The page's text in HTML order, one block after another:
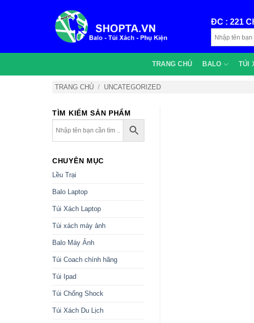
ĐC : 221
TRANG CHỦ BALO TÚI
TRANG CHỦ / UNCATEGORIZED
TÌM KIẾM SẢN PHẨM
CHUYÊN MỤC
Lều Trại
Balo Laptop
Túi Xách Laptop
Túi xách máy ảnh
Balo Máy Ảnh
Túi Coach chính hãng
Túi Ipad
Túi Chống Shock
Túi Xách Du Lịch